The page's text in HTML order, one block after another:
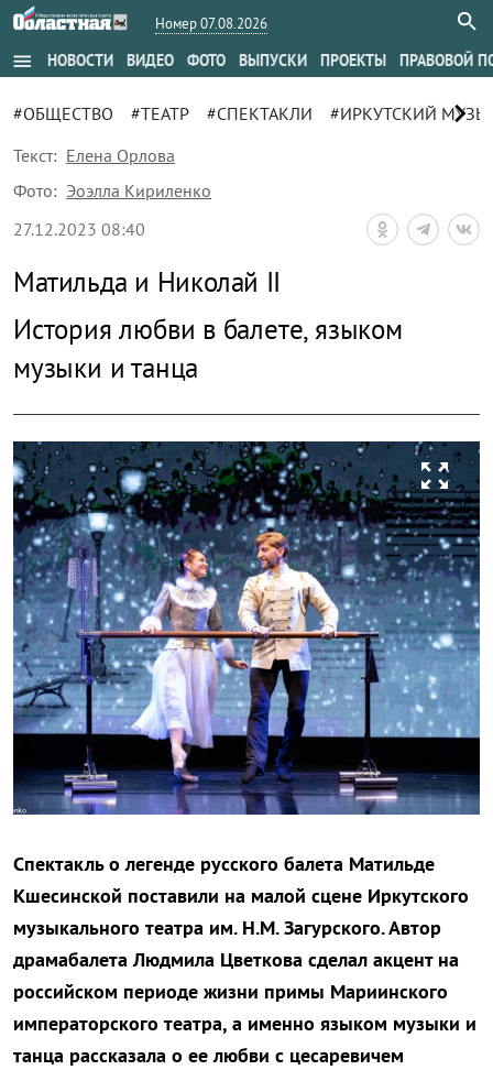
Номер 07.08.2026
menu НОВОСТИ ВИДЕО ФОТО ВЫПУСКИ ПРОЕКТЫ ПРАВОВОЙ
#ОБЩЕСТВО #ТЕАТР #СПЕКТАКЛИ #ИРКУТСКИЙ chevron_right
Текст: Елена Орлова
Фото: Эоэлла Кириленко
27.12.2023 08:40
Матильда и Николай II
История любви в балете, языком
музыки и танца
zoom_out_map
Спектакль о легенде русского балета Матильде
Кшесинской поставили на малой сцене Иркутского
музыкального театра им. Н.М. Загурского. Автор
драмабалета Людмила Цветкова сделал акцент на
российском периоде жизни примы Мариинского
императорского театра, а именно языком музыки и
танца рассказала о ее любви с цесаревичем